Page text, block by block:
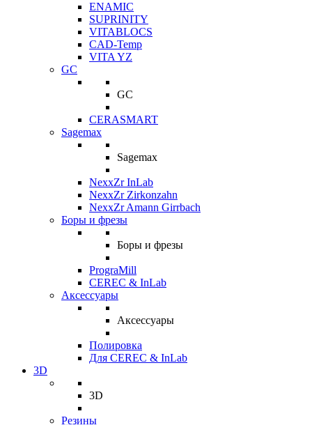
ENAMIC
SUPRINITY
VITABLOCS
CAD-Temp
VITA YZ
GC
GC
CERASMART
Sagemax
Sagemax
NexxZr InLab
NexxZr Zirkonzahn
NexxZr Amann Girrbach
Боры и фрезы
Боры и фрезы
PrograMill
CEREC & InLab
Аксессуары
Аксессуары
Полировка
Для CEREC & InLab
3D
3D
Резины